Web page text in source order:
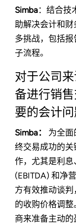
Simba：结合技
助解决会计和
多挑战，包括
子流程。
对于公司
备进行销
要的会计问
Simba：
为全
终交易成功的
作，尤其是利
(EBITDA) 和净
方有效推动谈
的收购价格调
商来准备主动